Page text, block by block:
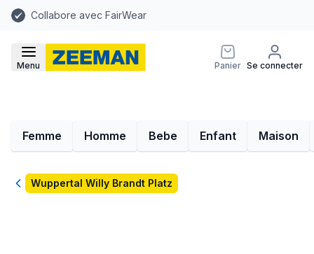
Collabore avec FairWear
Menu Panier Se connecter
Femme Homme Bebe Enfant Maison
RetourWuppertal Willy Brandt Platz